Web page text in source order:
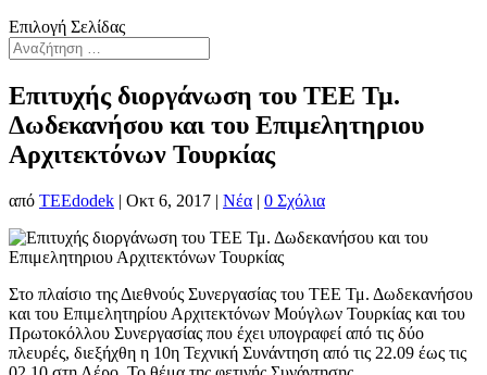
Επιλογή Σελίδας
Επιτυχής διοργάνωση του ΤΕΕ Τμ.
Δωδεκανήσου και του Επιμελητηριου
Αρχιτεκτόνων Τουρκίας
από TEEdodek | Οκτ 6, 2017 | Νέα | 0 Σχόλια
Στο πλαίσιο της Διεθνούς Συνεργασίας του ΤΕΕ Τμ. Δωδεκανήσου
και του Επιμελητηρίου Αρχιτεκτόνων Μούγλων Τουρκίας και του
Πρωτοκόλλου Συνεργασίας που έχει υπογραφεί από τις δύο
πλευρές, διεξήχθη η 10η Τεχνική Συνάντηση από τις 22.09 έως τις